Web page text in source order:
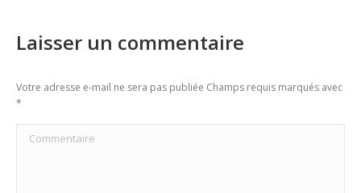
Laisser un commentaire
Votre adresse e-mail ne sera pas publiée Champs requis marqués avec
*
Commentaire